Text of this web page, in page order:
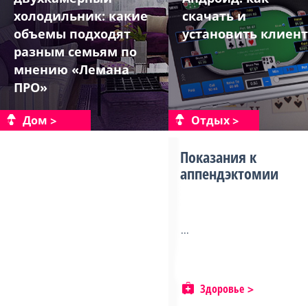
холодильник: какие
объемы подходят
разным семьям по
мнению «Лемана
ПРО»
Дом
скачать и
установить
Отдых
Показания к
аппендэктомии
...
Здоровье